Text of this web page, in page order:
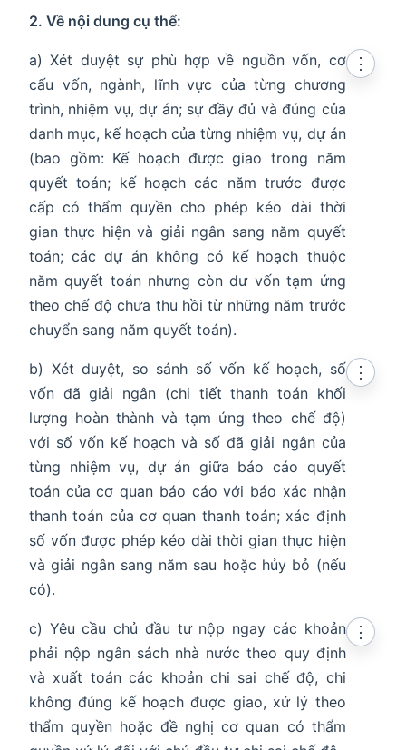
2. Về nội dung cụ thể:
a) Xét duyệt sự phù hợp về nguồn vốn, cơ
cấu vốn, ngành, lĩnh vực của từng chương
trình, nhiệm vụ, dự án; sự đầy đủ và đúng của
danh mục, kế hoạch của từng nhiệm vụ, dự án
(bao gồm: Kế hoạch được giao trong năm
quyết toán; kế hoạch các năm trước được
cấp có thẩm quyền cho phép kéo dài thời
gian thực hiện và giải ngân sang năm quyết
toán; các dự án không có kế hoạch thuộc
năm quyết toán nhưng còn dư vốn tạm ứng
theo chế độ chưa thu hồi từ những năm trước
chuyển sang năm quyết toán).
⋮
b) Xét duyệt, so sánh số vốn kế hoạch, số
vốn đã giải ngân (chi tiết thanh toán khối
lượng hoàn thành và tạm ứng theo chế độ)
với số vốn kế hoạch và số đã giải ngân của
từng nhiệm vụ, dự án giữa báo cáo quyết
toán của cơ quan báo cáo với báo xác nhận
thanh toán của cơ quan thanh toán; xác định
số vốn được phép kéo dài thời gian thực hiện
và giải ngân sang năm sau hoặc hủy bỏ (nếu
có).
⋮
c) Yêu cầu chủ đầu tư nộp ngay các khoản
phải nộp ngân sách nhà nước theo quy định
và xuất toán các khoản chi sai chế độ, chi
không đúng kế hoạch được giao, xử lý theo
thẩm quyền hoặc đề nghị cơ quan có thẩm
⋮